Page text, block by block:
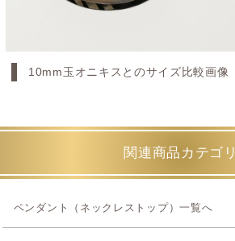
10mm玉オニキスとのサイズ比較画像
関連商品カテゴリ
ペンダント（ネックレストップ）一覧へ